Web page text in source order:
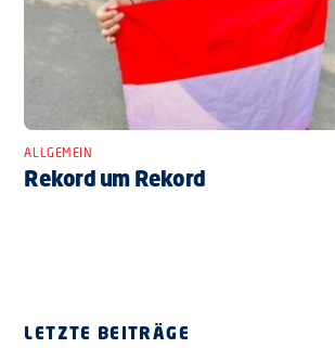
ALLGEMEIN
Rekord um Rekord
LETZTE BEITRÄGE